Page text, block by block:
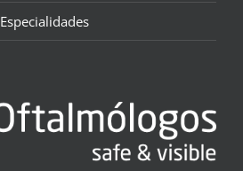
Especialidades